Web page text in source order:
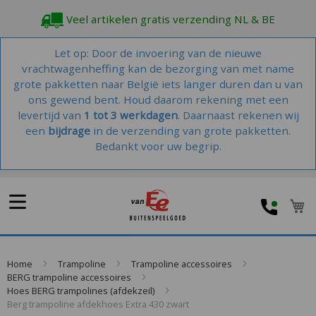
Veel artikelen gratis verzending NL & BE
Let op: Door de invoering van de nieuwe
vrachtwagenheffing kan de bezorging van met name
grote pakketten naar België iets langer duren dan u van
ons gewend bent. Houd daarom rekening met een
levertijd van 1 tot 3 werkdagen. Daarnaast rekenen wij
een bijdrage in de verzending van grote pakketten.
Bedankt voor uw begrip.
Home Trampoline
Trampoline accessoires
BERG trampoline accessoires
Hoes BERG trampolines (afdekzeil)
Berg trampoline afdekhoes Extra 430 zwart